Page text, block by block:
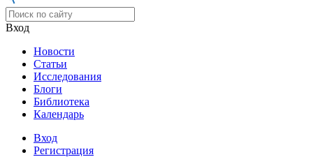
Вход
Новости
Статьи
Исследования
Блоги
Библиотека
Календарь
Вход
Регистрация